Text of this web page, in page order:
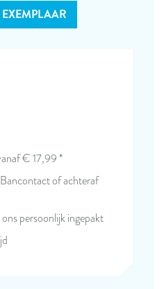
€ 17,99 *
of achteraf
persoonlijk ingepakt